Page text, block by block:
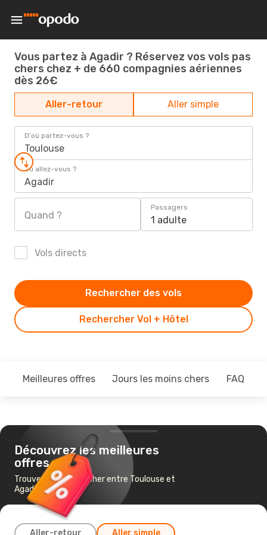
Vous partez à Agadir ? Réservez vos vols pas
chers chez + de 660 compagnies aériennes
dès 26€
Aller-retour Aller simple
D'où partez-vous ?
Toulouse
Où allez-vous ?
Agadir
Quand ?
Passagers
1 adulte
Vols directs
Rechercher Vol + Hôtel
Rechercher des vols
Meilleures offres Jours les moins chers FAQ
Découvrez les meilleures
offres
Trouvez un vol pas cher entre Toulouse et
Agadir
Aller-retour Aller simple